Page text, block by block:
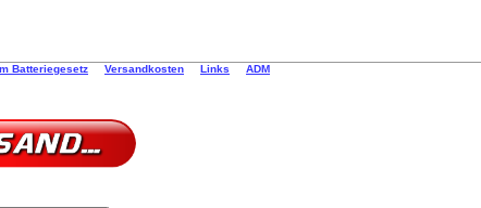
Batteriegesetz Versandkosten Links
ADM